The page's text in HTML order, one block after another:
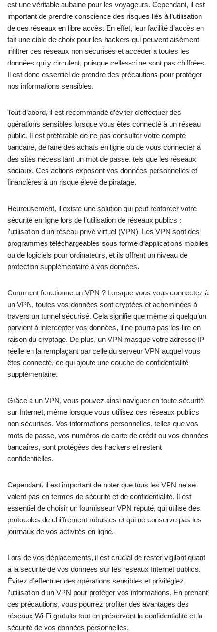
est une véritable aubaine pour les voyageurs. Cependant, il est
important de prendre conscience des risques liés à l’utilisation
de ces réseaux en libre accès. En effet, leur facilité d’accès en
fait une cible de choix pour les hackers qui peuvent aisément
infiltrer ces réseaux non sécurisés et accéder à toutes les
données qui y circulent, puisque celles-ci ne sont pas chiffrées.
Il est donc essentiel de prendre des précautions pour protéger
nos informations sensibles.
Tout d’abord, il est recommandé d’éviter d’effectuer des
opérations sensibles lorsque vous êtes connecté à un réseau
public. Il est préférable de ne pas consulter votre compte
bancaire, de faire des achats en ligne ou de vous connecter à
des sites nécessitant un mot de passe, tels que les réseaux
sociaux. Ces actions exposent vos données personnelles et
financières à un risque élevé de piratage.
Heureusement, il existe une solution qui peut renforcer votre
sécurité en ligne lors de l’utilisation de réseaux publics :
l’utilisation d’un réseau privé virtuel (VPN). Les VPN sont des
programmes téléchargeables sous forme d’applications mobiles
ou de logiciels pour ordinateurs, et ils offrent un niveau de
protection supplémentaire à vos données.
Comment fonctionne un VPN ? Lorsque vous vous connectez à
un VPN, toutes vos données sont cryptées et acheminées à
travers un tunnel sécurisé. Cela signifie que même si quelqu’un
parvient à intercepter vos données, il ne pourra pas les lire en
raison du cryptage. De plus, un VPN masque votre adresse IP
réelle en la remplaçant par celle du serveur VPN auquel vous
êtes connecté, ce qui ajoute une couche de confidentialité
supplémentaire.
Grâce à un VPN, vous pouvez ainsi naviguer en toute sécurité
sur Internet, même lorsque vous utilisez des réseaux publics
non sécurisés. Vos informations personnelles, telles que vos
mots de passe, vos numéros de carte de crédit ou vos données
bancaires, sont protégées des hackers et restent
confidentielles.
Cependant, il est important de noter que tous les VPN ne se
valent pas en termes de sécurité et de confidentialité. Il est
essentiel de choisir un fournisseur VPN réputé, qui utilise des
protocoles de chiffrement robustes et qui ne conserve pas les
journaux de vos activités en ligne.
Lors de vos déplacements, il est crucial de rester vigilant quant
à la sécurité de vos données sur les réseaux Internet publics.
Évitez d’effectuer des opérations sensibles et privilégiez
l’utilisation d’un VPN pour protéger vos informations. En prenant
ces précautions, vous pourrez profiter des avantages des
réseaux Wi-Fi gratuits tout en préservant la confidentialité et la
sécurité de vos données personnelles.